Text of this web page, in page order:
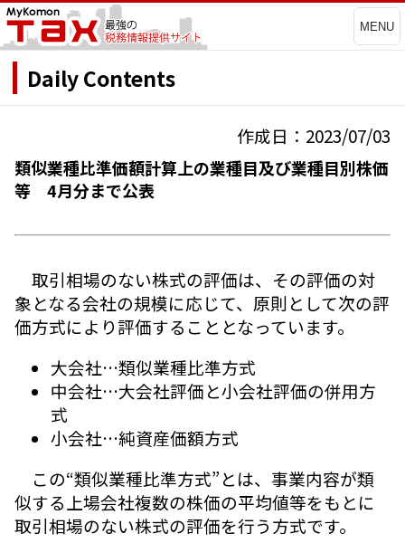
MENU
Daily Contents
作成日：2023/07/03
類似業種比準価額計算上の業種目及び業種目別株価
等 4月分まで公表
取引相場のない株式の評価は、その評価の対
象となる会社の規模に応じて、原則として次の評
価方式により評価することとなっています。
大会社…類似業種比準方式
中会社…大会社評価と小会社評価の併用方
式
小会社…純資産価額方式
この“類似業種比準方式”とは、事業内容が類
似する上場会社複数の株価の平均値等をもとに
取引相場のない株式の評価を行う方式です。